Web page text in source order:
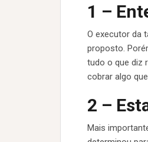
1 –
O executor da
proposto.
tudo o que diz
cobrar algo
2 –
Mais